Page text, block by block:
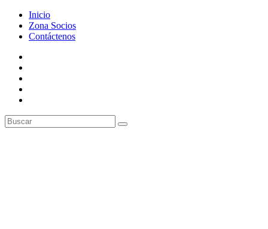
Inicio
Zona Socios
Contáctenos